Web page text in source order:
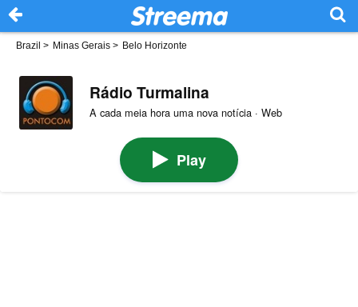
Brazil > Minas Gerais > Belo Horizonte
Rádio Turmalina
A cada meia hora uma nova notícia · Web
Play